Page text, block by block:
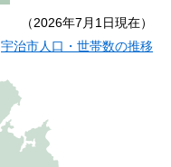
（2026年7月1日現在）
宇治市人口・世帯数の推移